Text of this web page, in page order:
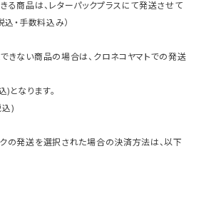
る商品は、レターパックプラスにて発送させて
・手数料込み）
きない商品の場合は、クロネコヤマトでの発送
となります。
込)
の発送を選択された場合の決済方法は、以下